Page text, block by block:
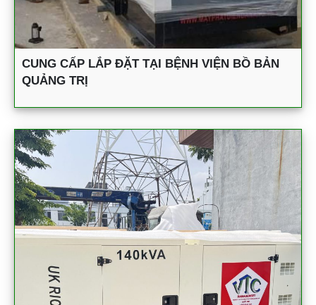
CUNG CẤP LẮP ĐẶT TẠI BỆNH VIỆN BỒ BẢN
QUẢNG TRỊ